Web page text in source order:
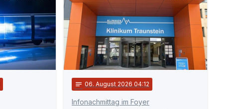
notes 06. August 2026 04:12
Infonachmittag im Foyer